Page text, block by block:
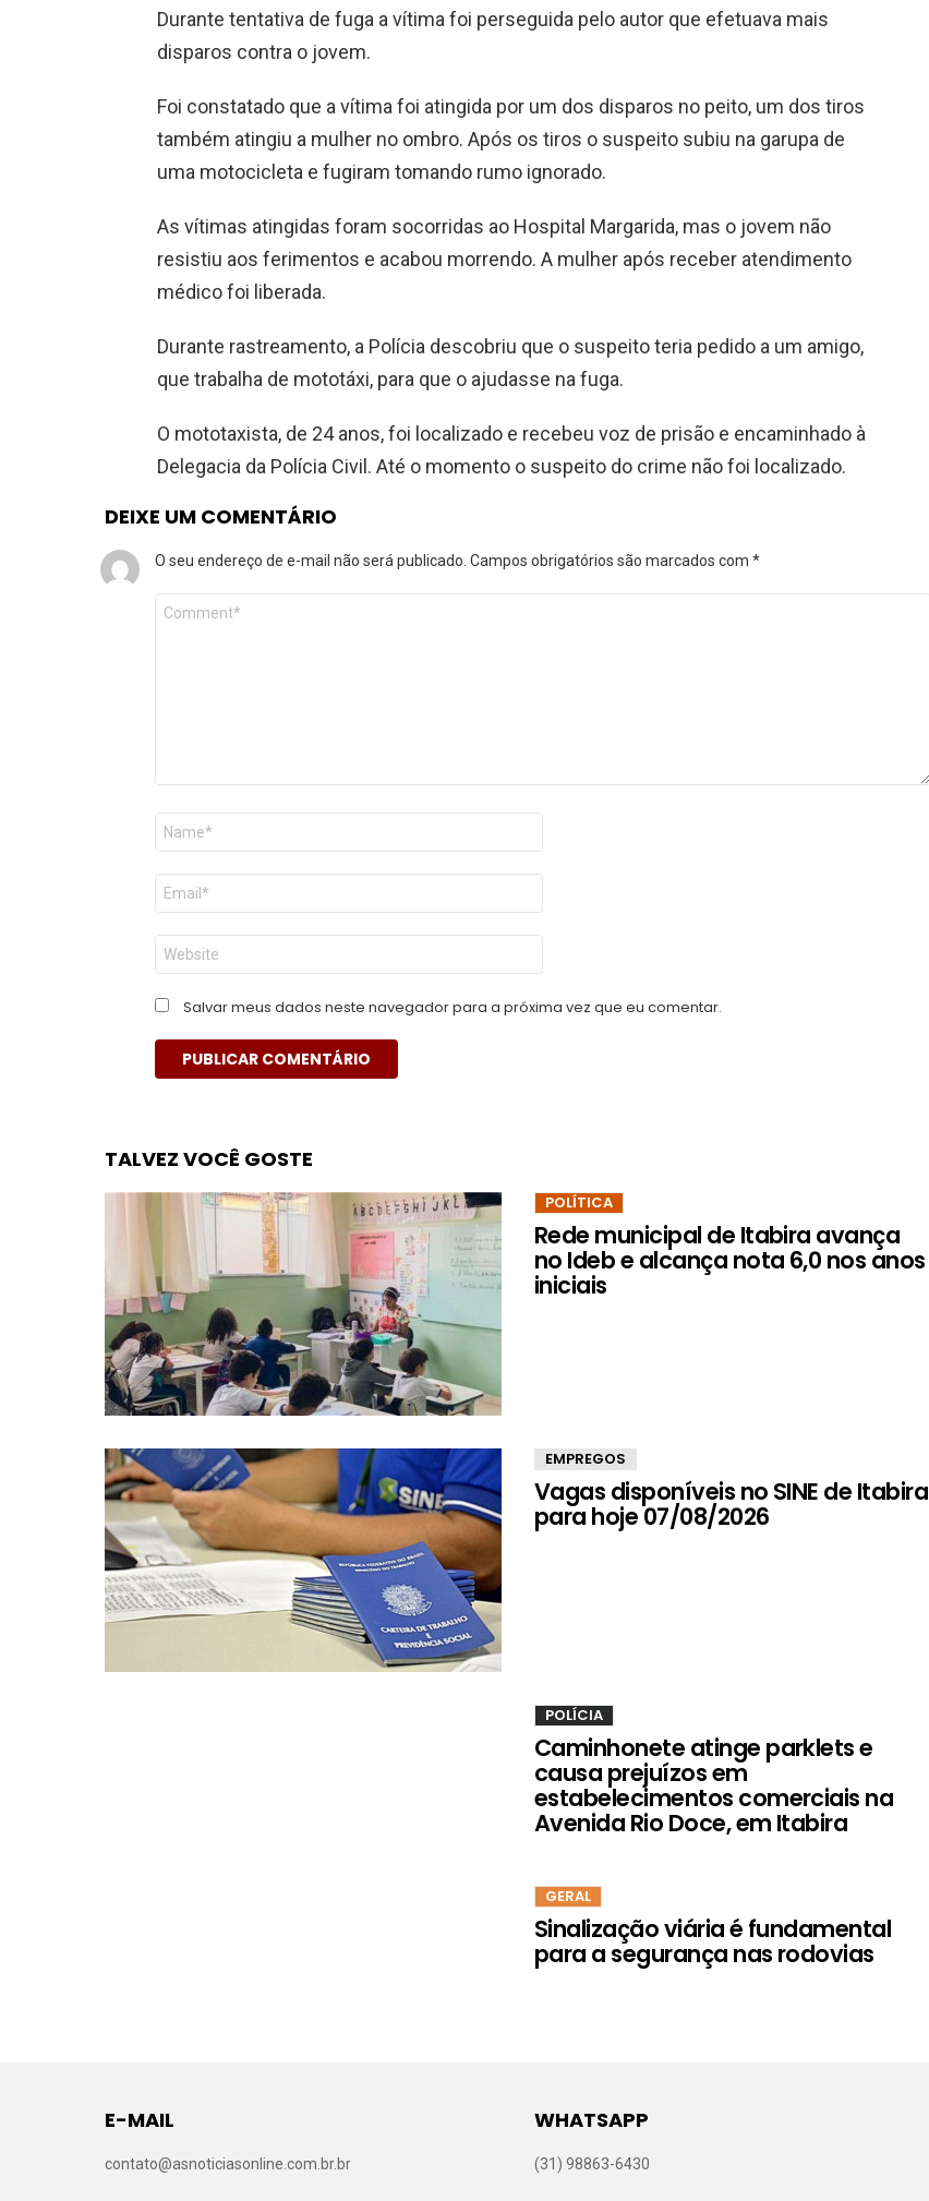
Durante tentativa de fuga a vítima foi perseguida pelo autor que efetuava mais
disparos contra o jovem.
Foi constatado que a vítima foi atingida por um dos disparos no peito, um dos tiros
também atingiu a mulher no ombro. Após os tiros o suspeito subiu na garupa de
uma motocicleta e fugiram tomando rumo ignorado.
As vítimas atingidas foram socorridas ao Hospital Margarida, mas o jovem não
resistiu aos ferimentos e acabou morrendo. A mulher após receber atendimento
médico foi liberada.
Durante rastreamento, a Polícia descobriu que o suspeito teria pedido a um amigo,
que trabalha de mototáxi, para que o ajudasse na fuga.
O mototaxista, de 24 anos, foi localizado e recebeu voz de prisão e encaminhado à
Delegacia da Polícia Civil. Até o momento o suspeito do crime não foi localizado.
DEIXE UM COMENTÁRIO
O seu endereço de e-mail não será publicado. Campos obrigatórios são marcados com *
Comentário
Nome
E-
mail
*
Site
Salvar meus dados neste navegador para a próxima vez que eu comentar.
TALVEZ VOCÊ GOSTE
POLÍTICA
Rede municipal de Itabira avança
no Ideb e alcança nota 6,0 nos anos
iniciais
EMPREGOS
Vagas disponíveis no SINE de Itabira
para hoje 07/08/2026
POLÍCIA
Caminhonete atinge parklets e
causa prejuízos em
estabelecimentos comerciais na
Avenida Rio Doce, em Itabira
GERAL
Sinalização viária é fundamental
para a segurança nas rodovias
E-MAIL
contato@asnoticiasonline.com.br.br
WHATSAPP
(31) 98863-6430